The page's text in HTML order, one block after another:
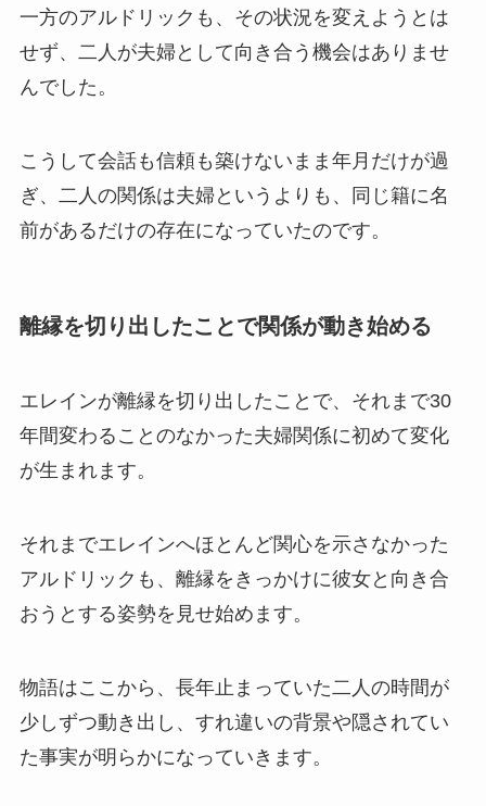
一方のアルドリックも、その状況を変えようとは
せず、二人が夫婦として向き合う機会はありませ
んでした。
こうして会話も信頼も築けないまま年月だけが過
ぎ、二人の関係は夫婦というよりも、同じ籍に名
前があるだけの存在になっていたのです。
離縁を切り出したことで関係が動き始める
エレインが離縁を切り出したことで、それまで30
年間変わることのなかった夫婦関係に初めて変化
が生まれます。
それまでエレインへほとんど関心を示さなかった
アルドリックも、離縁をきっかけに彼女と向き合
おうとする姿勢を見せ始めます。
物語はここから、長年止まっていた二人の時間が
少しずつ動き出し、すれ違いの背景や隠されてい
た事実が明らかになっていきます。